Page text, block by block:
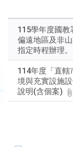
Enter
115學年度國教
偏遠地區及非
指定時程辦理。
114年度「直
境與充實設施
說明(含個案)